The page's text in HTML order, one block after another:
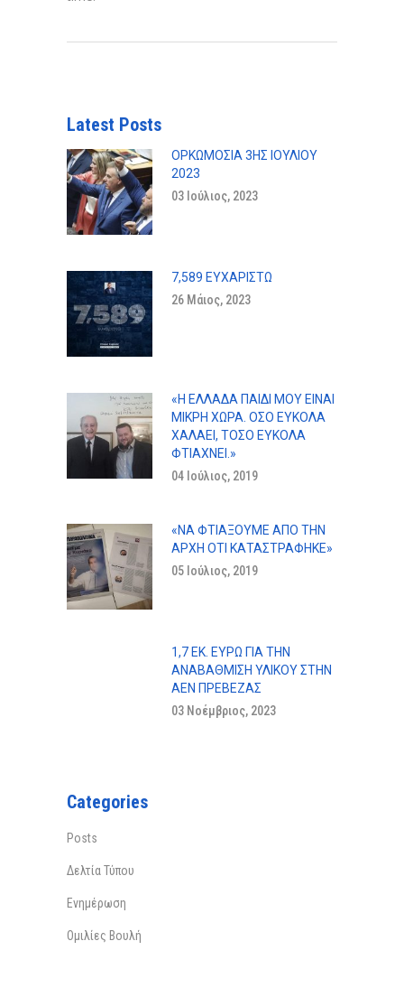
Latest Posts
ΟΡΚΩΜΟΣΊΑ 3ΗΣ ΙΟΥΛΊΟΥ
2023
03 Ιούλιος, 2023
7,589 ΕΥΧΑΡΙΣΤΏ
26 Μάιος, 2023
«Η ΕΛΛΆΔΑ ΠΑΙΔΊ ΜΟΥ ΕΊΝΑΙ
ΜΙΚΡΉ ΧΏΡΑ. ΌΣΟ ΕΎΚΟΛΑ
ΧΑΛΆΕΙ, ΤΌΣΟ ΕΎΚΟΛΑ
ΦΤΙΆΧΝΕΙ.»
04 Ιούλιος, 2019
«ΝΑ ΦΤΙΆΞΟΥΜΕ ΑΠΌ ΤΗΝ
ΑΡΧΉ ΌΤΙ ΚΑΤΑΣΤΡΆΦΗΚΕ»
05 Ιούλιος, 2019
1,7 ΕΚ. ΕΥΡΏ ΓΙΑ ΤΗΝ
ΑΝΑΒΆΘΜΙΣΗ ΥΛΙΚΟΎ ΣΤΗΝ
ΑΕΝ ΠΡΕΒΕΖΑΣ
03 Νοέμβριος, 2023
Categories
Posts
Δελτία Τύπου
Ενημέρωση
Ομιλίες Βουλή